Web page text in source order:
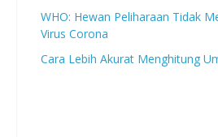
WHO: Hewan Peliharaan Tidak
Virus Corona
Cara Lebih Akurat Menghitung